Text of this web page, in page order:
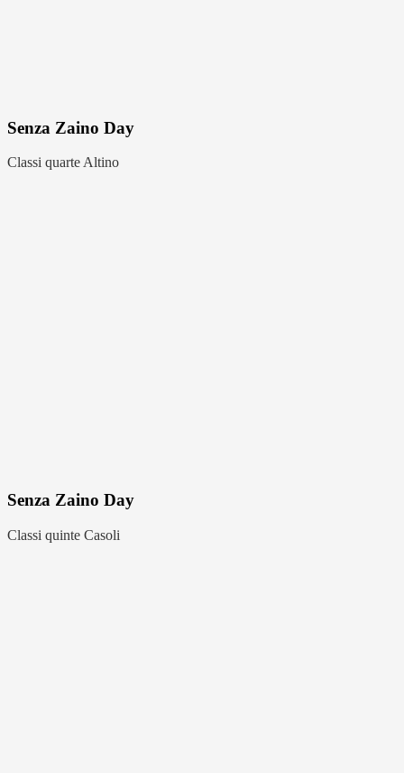
Senza Zaino Day
Classi quarte Altino
Senza Zaino Day
Classi quinte Casoli